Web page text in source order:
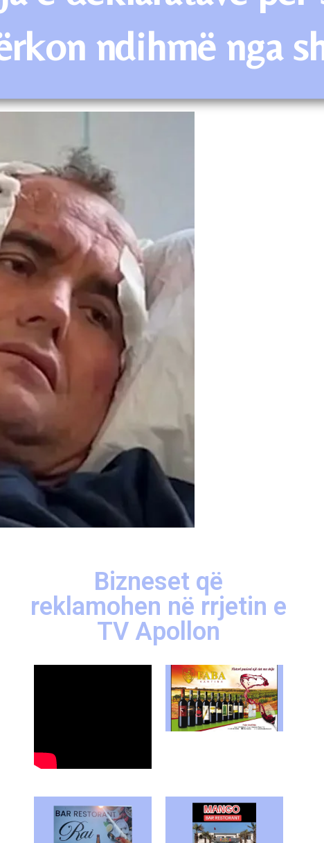
ndihmë nga
Bizneset që
reklamohen në rrjetin e
TV Apollon